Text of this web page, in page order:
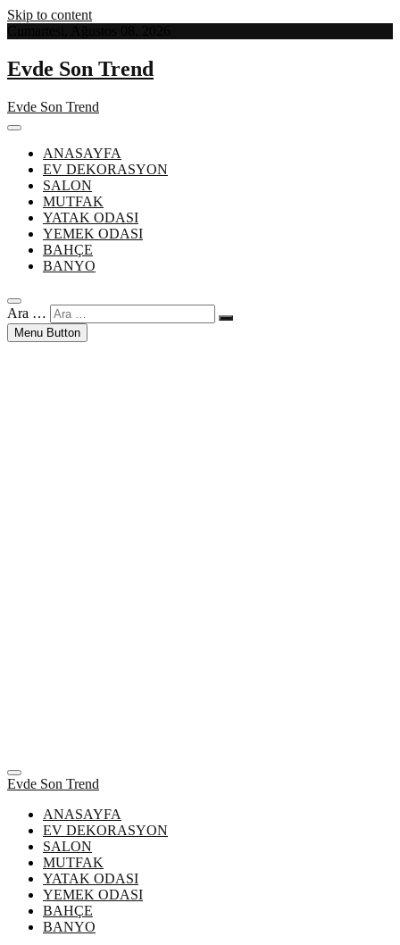
Skip to content
Evde Son Trend
Evde Son Trend
ANASAYFA
EV DEKORASYON
SALON
MUTFAK
YATAK ODASI
YEMEK ODASI
BAHÇE
BANYO
Ara …
Menu Button
Evde Son Trend
ANASAYFA
EV DEKORASYON
SALON
MUTFAK
YATAK ODASI
YEMEK ODASI
BAHÇE
BANYO